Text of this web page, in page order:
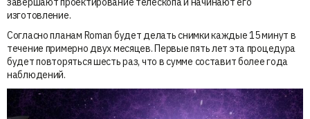
изготовление.
Согласно планам Roman будет делать снимки каждые 15 минут в
течение примерно двух месяцев. Первые пять лет эта процедура
будет повторяться шесть раз, что в сумме составит более года
наблюдений.